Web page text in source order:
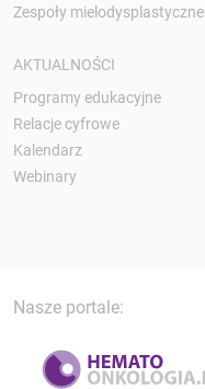
Zespoły mielodysplastyczne
AKTUALNOŚCI
Programy edukacyjne
Relacje cyfrowe
Kalendarz
Webinary
Nasze portale: